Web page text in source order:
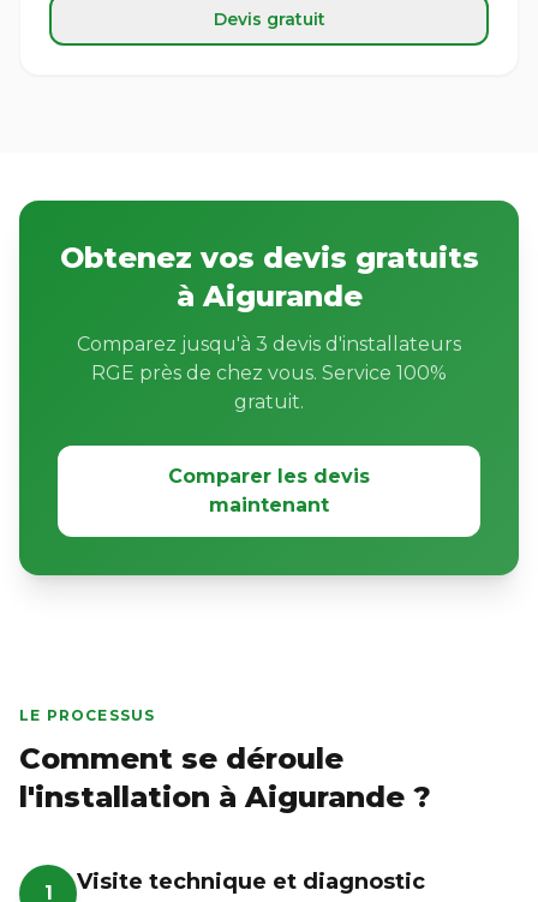
Devis gratuit
Obtenez vos devis gratuits
à Aigurande
Comparez jusqu'à 3 devis d'installateurs
RGE près de chez vous. Service 100%
gratuit.
Comparer les devis
maintenant
LE PROCESSUS
Comment se déroule
l'installation à Aigurande ?
1 Visite technique et diagnostic